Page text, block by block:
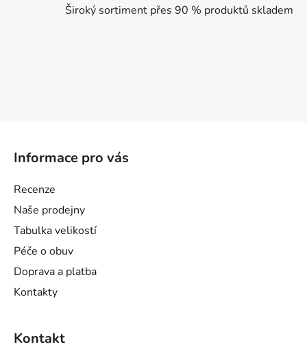
Široký sortiment přes 90 % produktů skladem
Informace pro vás
Recenze
Naše prodejny
Tabulka velikostí
Péče o obuv
Doprava a platba
Kontakty
Kontakt